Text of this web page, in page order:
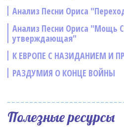
Анализ Песни Ориса
Анализ Песни Ориса "Мощь
утверждающая"
К ЕВРОПЕ С НАЗИДАНИЕМ И
РАЗДУМИЯ О КОНЦЕ ВОЙНЫ
Полезные ресурсы